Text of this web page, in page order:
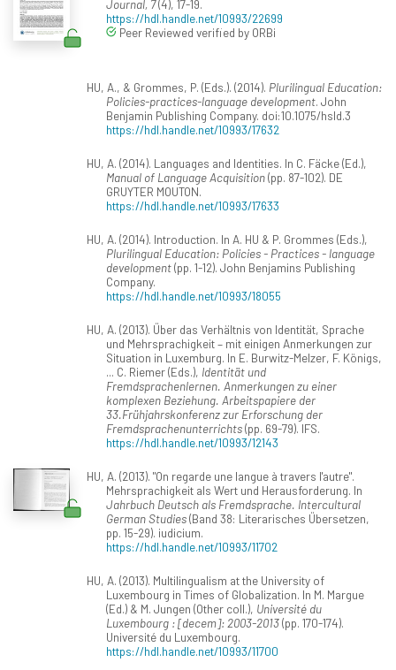
Journal, 7(4), 17-19.
https://hdl.handle.net/10993/22699
Peer Reviewed verified by ORBi
HU, A., & Grommes, P. (Eds.). (2014). Plurilingual Education:
Policies-practices-language development. John
Benjamin Publishing Company. doi:10.1075/hsld.3
https://hdl.handle.net/10993/17632
HU, A. (2014). Languages and Identities. In C. Fäcke (Ed.),
Manual of Language Acquisition(pp. 87-102). DE
GRUYTER MOUTON.
https://hdl.handle.net/10993/17633
HU, A. (2014). Introduction. In A. HU & P. Grommes (Eds.),
Plurilingual Education: Policies - Practices - language
development(pp. 1-12). John Benjamins Publishing
Company.
https://hdl.handle.net/10993/18055
HU, A. (2013). Über das Verhältnis von Identität, Sprache
und Mehrsprachigkeit – mit einigen Anmerkungen zur
Situation in Luxemburg. In E. Burwitz-Melzer, F. Königs,
... C. Riemer (Eds.), Identität und
Fremdsprachenlernen. Anmerkungen zu einer
komplexen Beziehung. Arbeitspapiere der
33.Frühjahrskonferenz zur Erforschung der
Fremdsprachenunterrichts(pp. 69-79). IFS.
https://hdl.handle.net/10993/12143
HU, A. (2013). "On regarde une langue à travers l'autre".
Mehrsprachigkeit als Wert und Herausforderung. In
Jahrbuch Deutsch als Fremdsprache. Intercultural
German Studies(Band 38: Literarisches Übersetzen,
pp. 15-29). iudicium.
https://hdl.handle.net/10993/11702
HU, A. (2013). Multilingualism at the University of
Luxembourg in Times of Globalization. In M. Margue
(Ed.) & M. Jungen (Other coll.), Université du
Luxembourg : [decem]: 2003-2013(pp. 170-174).
Université du Luxembourg.
https://hdl.handle.net/10993/11700